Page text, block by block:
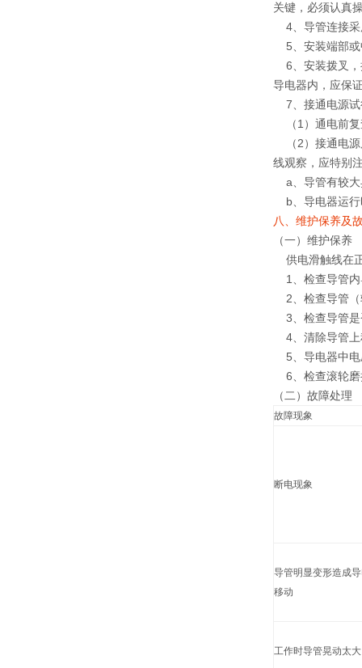
关键，必须认真
4、导管连接采
5、安装端部或
6、安装拨叉，
导电器内，应保
7、接通电源试
（1）通电前复
（2）接通电源
线观察，应特别
a、导管有较大
b、导电器运行
八、维护保养及
（一）维护保养
供电滑触线在
1、检查导管内
2、检查导管（
3、检查导管是
4、清除导管上
5、导电器中电
6、检查滚轮磨
（二）故障处理
故障现象
断电现象
导管明显变形造成
移动
工作时导管晃动太大